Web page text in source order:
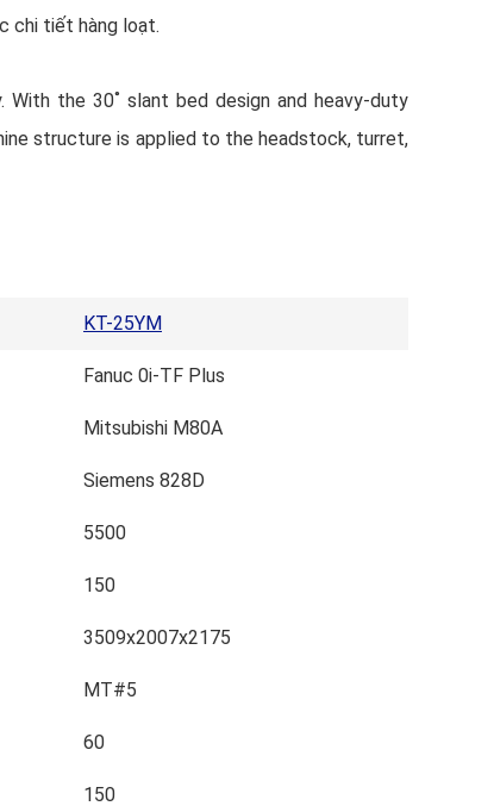
chi tiết hàng loạt.
the 30˚ slant bed design and heavy-duty
structure is applied to the headstock, turret,
KT-25YM
Fanuc 0i-TF Plus
Mitsubishi M80A
Siemens 828D
5500
150
3509x2007x2175
MT#5
60
150